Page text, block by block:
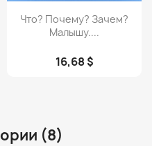
Просмотр
Что? Почему? Зачем?
Малышу....
16,68 $
(8)